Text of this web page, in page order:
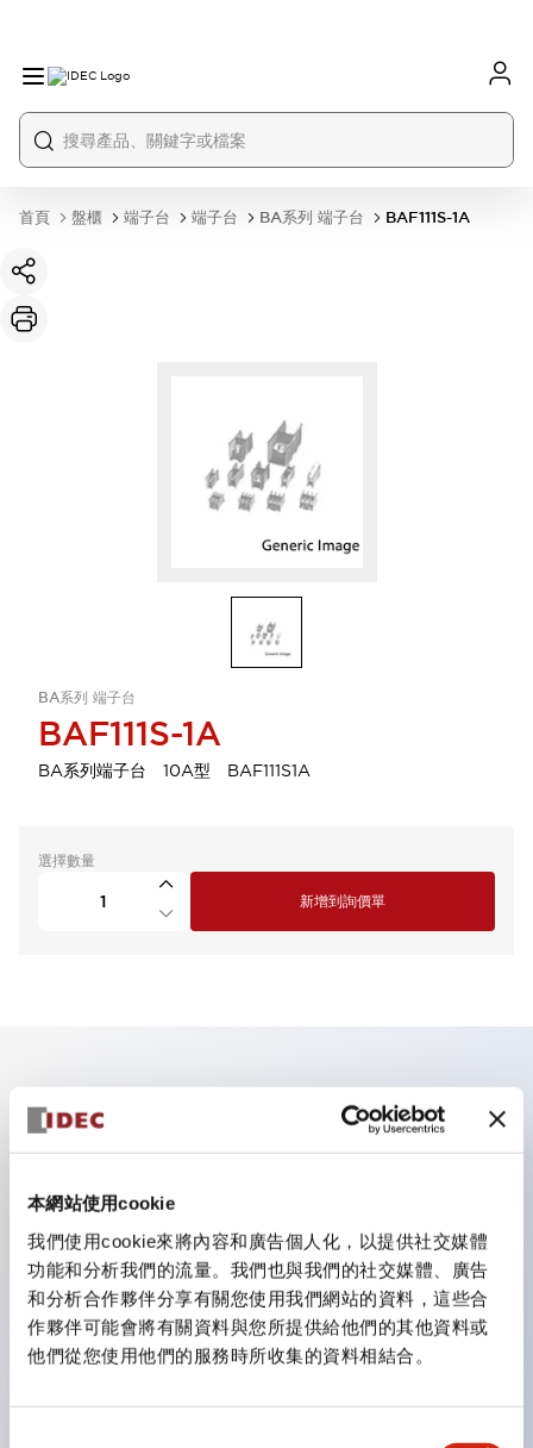
本網站使用cookie
我們使用cookie來將內容和廣告個人化，以提供社交媒體
功能和分析我們的流量。我們也與我們的社交媒體、廣告
和分析合作夥伴分享有關您使用我們網站的資料，這些合
作夥伴可能會將有關資料與您所提供給他們的其他資料或
他們從您使用他們的服務時所收集的資料相結合。
首頁 盤櫃 端子台 端子台 BA系列 端子台 BAF111S-1A
BA系列 端子台
BAF111S-1A
BA系列端子台 10A型 BAF111S1A
選擇數量
新增到詢價單
主要特點
裝端子台。
可安裝於35mm寬DIN導軌上。
從16A用到400A用，擁有豐富的電流容量。皆為額定絕
緣電壓600V。
完全不需要端板類。